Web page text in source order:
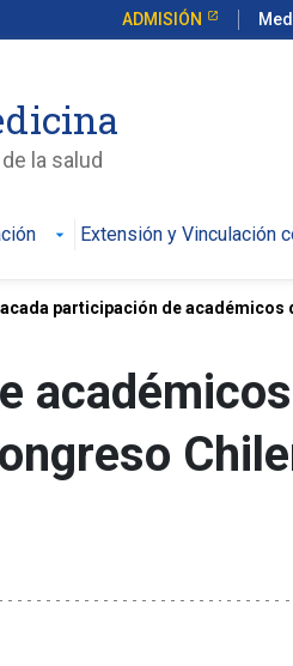
ADMISIÓN
la salud
Extensión y Vinculación
participación de académicos